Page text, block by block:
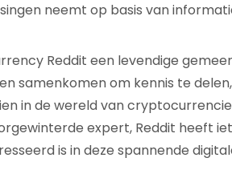
neemt op basis van
Reddit een levendige
samenkomen om kennis te
in de wereld van
expert, Reddit heeft
is in deze spannende